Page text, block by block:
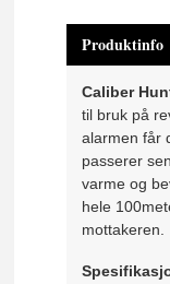
Produktinfo
Caliber
til bruk på
alarmen får
passerer
varme og
hele
mottakeren.